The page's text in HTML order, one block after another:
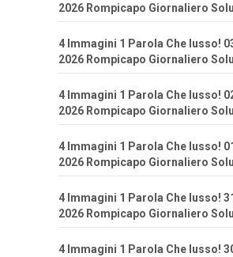
2026 Rompicapo Giornaliero
4 Immagini 1 Parola Che lusso!
2026 Rompicapo Giornaliero
4 Immagini 1 Parola Che lusso!
2026 Rompicapo Giornaliero
4 Immagini 1 Parola Che lusso!
2026 Rompicapo Giornaliero
4 Immagini 1 Parola Che lusso!
2026 Rompicapo Giornaliero
4 Immagini 1 Parola Che lusso!